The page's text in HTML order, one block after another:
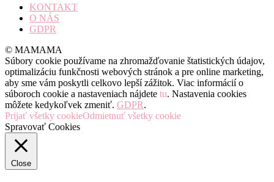
KONTAKT
O NÁS
GDPR
© MAMAMA
Súbory cookie používame na zhromažďovanie štatistických údajov,
optimalizáciu funkčnosti webových stránok a pre online marketing,
aby sme vám poskytli celkovo lepší zážitok. Viac informácií o
súboroch cookie a nastaveniach nájdete tu. Nastavenia cookies
môžete kedykoľvek zmeniť. GDPR.
Prijať všetky cookieOdmietnuť všetky cookie
Spravovať Cookies
Close